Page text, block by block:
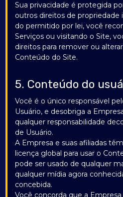
Sua privacidade é protegida
outros direitos de propriedade
do permitido por lei, você
Serviços ou visitando o Site,
direitos para remover ou
Conteúdo do Site.
5. Conteúdo do
Você é o único responsável
Usuário, e desobriga a
qualquer responsabilidade
de Usuário.
A Empresa e suas afiliadas
licença global para usar o
pode ser usado de qualquer
qualquer mídia agora
concebida.
Você concorda que a